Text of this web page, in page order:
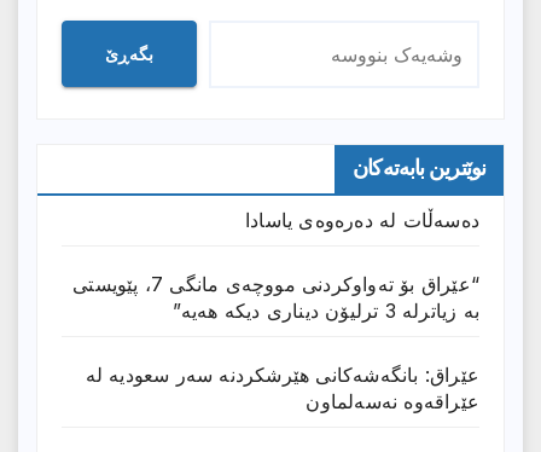
بگەڕێ
نوێترین بابەتەکان
دەسەڵات لە دەرەوەی یاسادا
“عێراق بۆ تەواوکردنی مووچەی مانگى 7، پێویستی
بە زیاترلە 3 ترلیۆن دیناری دیکە هەیە”
عێراق: بانگەشەكانی هێرشكردنە سەر سعودیە لە
عێراقەوە نەسەلماون